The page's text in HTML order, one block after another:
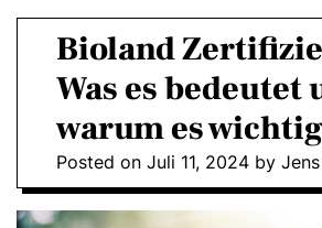
Bioland
Was es bedeutet
warum es
Posted on Juli 11, 2024 by